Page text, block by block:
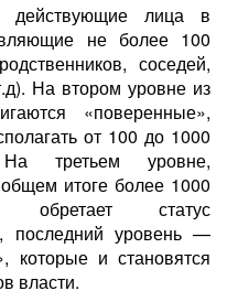
действующие лица в
не более 100
соседей,
На втором уровне из
«поверенные»,
от 100 до 1000
На третьем уровне,
итоге более 1000
обретает статус
последний уровень —
которые и становятся
власти.